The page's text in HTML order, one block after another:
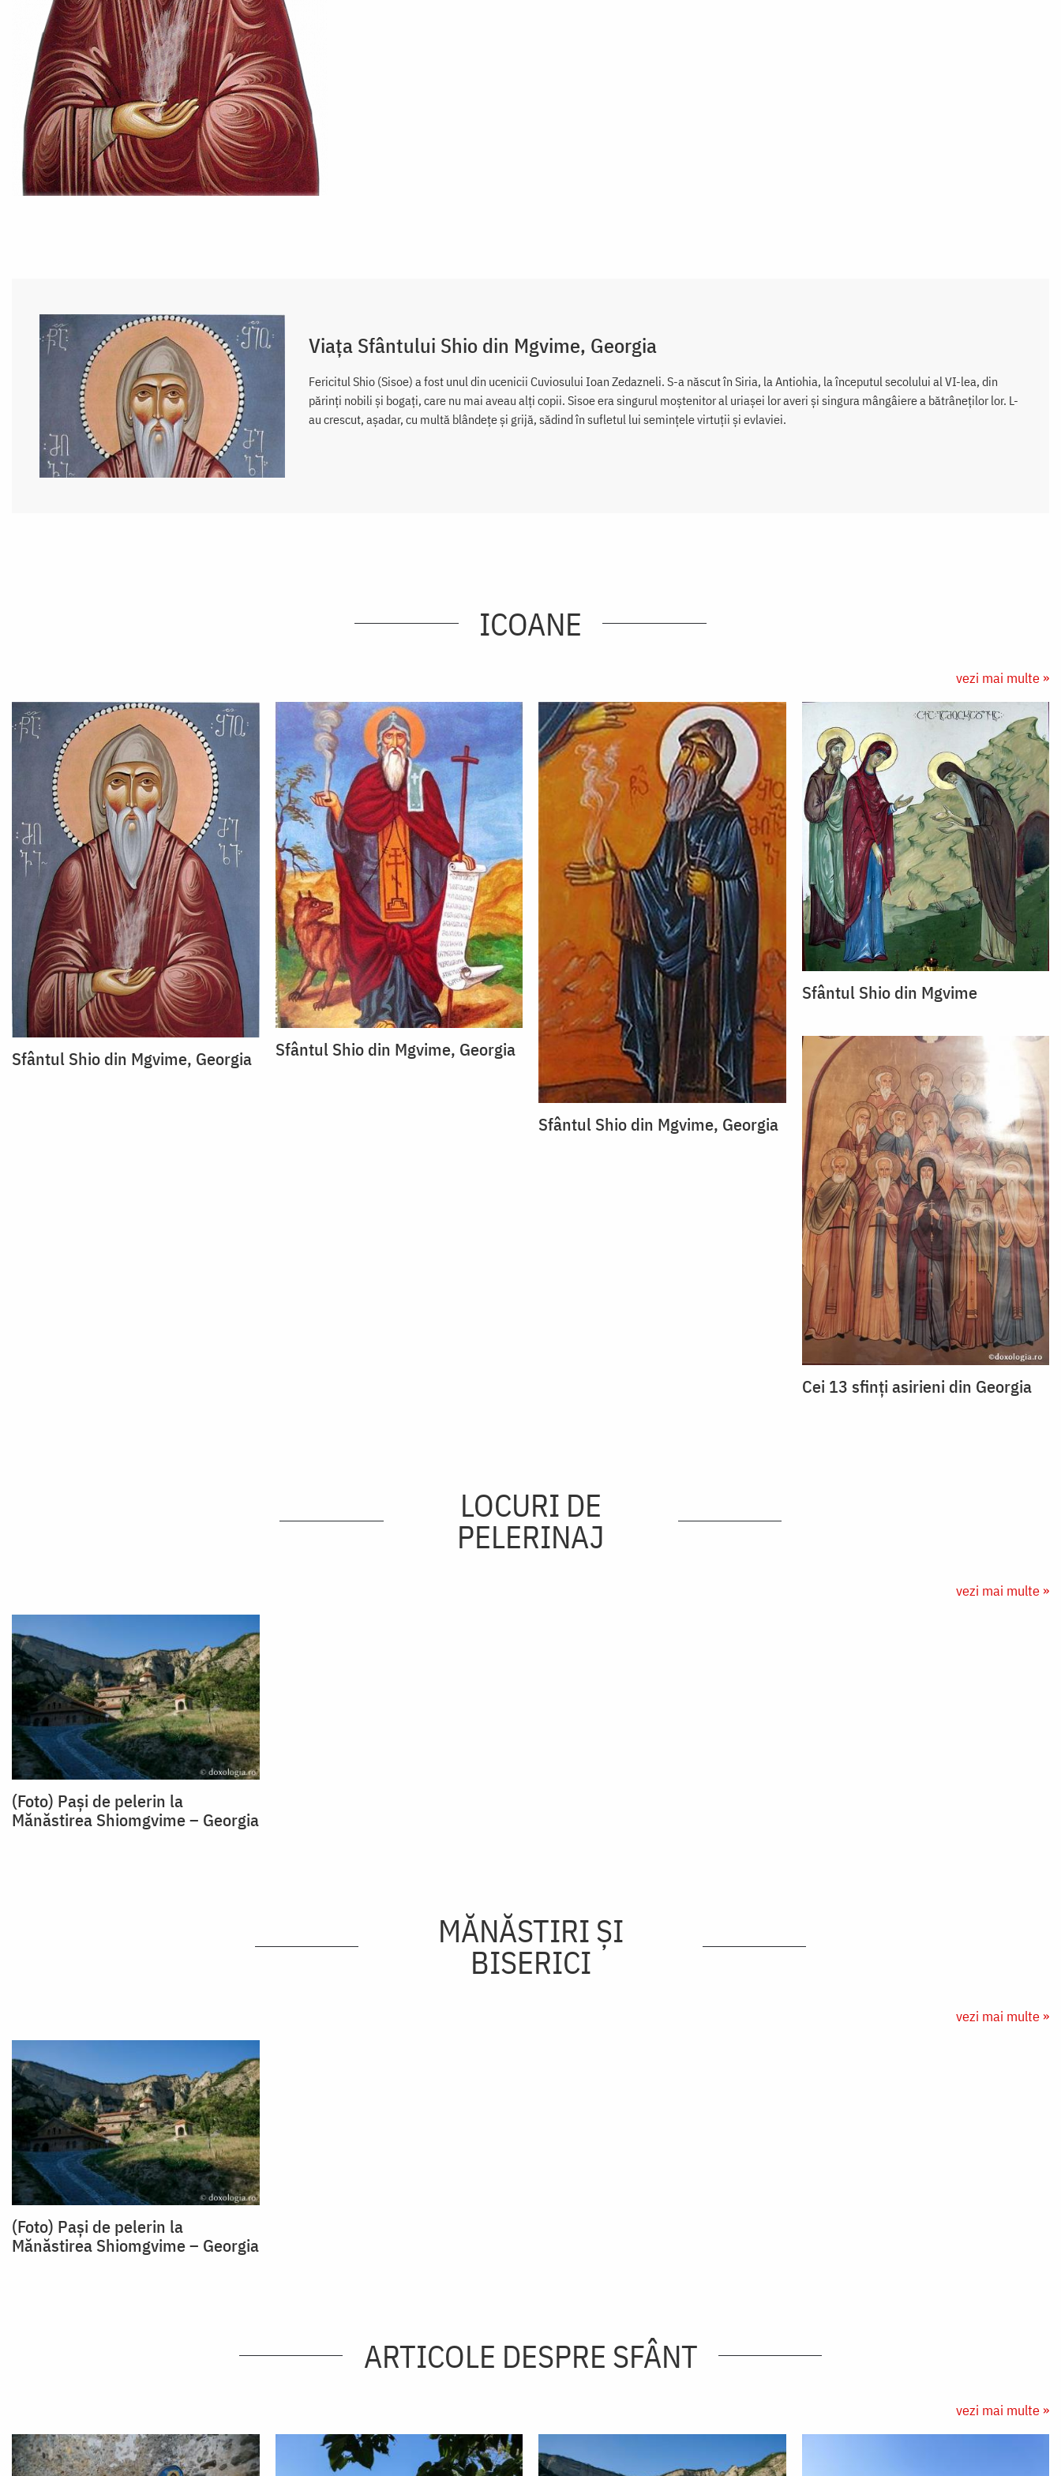
Viața Sfântului Shio din Mgvime, Georgia
Fericitul Shio (Sisoe) a fost unul din ucenicii Cuviosului Ioan Zedazneli. S-a născut în Siria, la Antiohia, la începutul secolului al VI-lea, din
părinți nobili și bogați, care nu mai aveau alți copii. Sisoe era singurul moștenitor al uriașei lor averi și singura mângâiere a bătrâneților lor. L-
au crescut, așadar, cu multă blândețe și grijă, sădind în sufletul lui semințele virtuții și evlaviei.
ICOANE
vezi mai multe »
Sfântul Shio din Mgvime, Georgia Sfântul Shio din Mgvime, Georgia
Sfântul Shio din Mgvime, Georgia
Sfântul Shio din Mgvime
Cei 13 sfinți asirieni din Georgia
LOCURI DE
PELERINAJ
vezi mai multe »
(Foto) Pași de pelerin la
Mănăstirea Shiomgvime – Georgia
MĂNĂSTIRI ȘI
BISERICI
vezi mai multe »
(Foto) Pași de pelerin la
Mănăstirea Shiomgvime – Georgia
ARTICOLE DESPRE SFÂNT
vezi mai multe »